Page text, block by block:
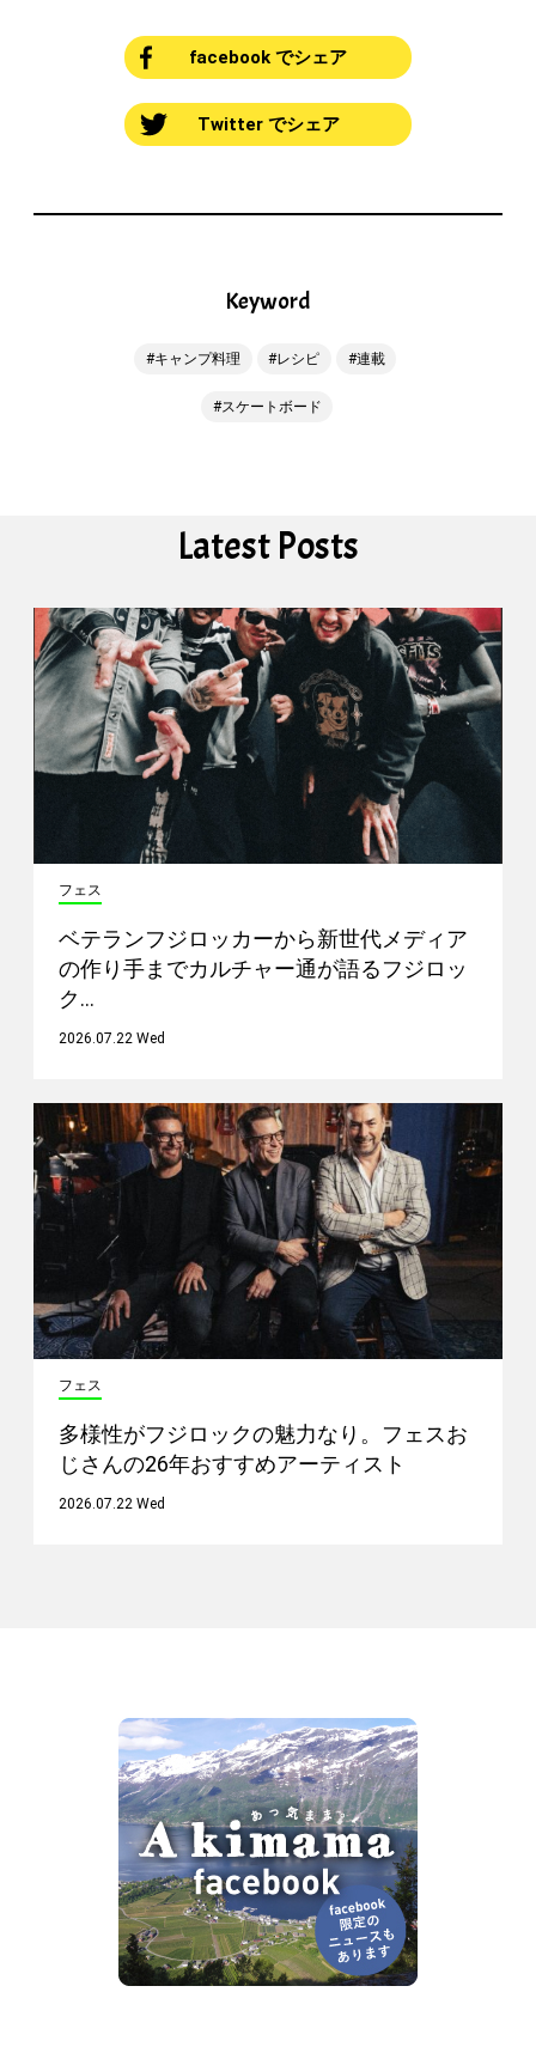
facebook でシェア
Twitter でシェア
Keyword
キャンプ料理 レシピ 連載
スケートボード
Latest Posts
フェス
ベテランフジロッカーから新世代メディア
の作り手までカルチャー通が語るフジロッ
ク…
2026.07.22 Wed
フェス
多様性がフジロックの魅力なり。フェスお
じさんの26年おすすめアーティスト
2026.07.22 Wed